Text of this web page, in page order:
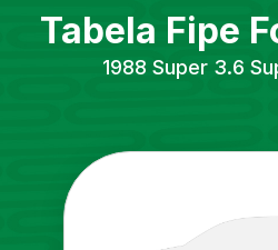
Tabela Fipe
1988 Super 3.6